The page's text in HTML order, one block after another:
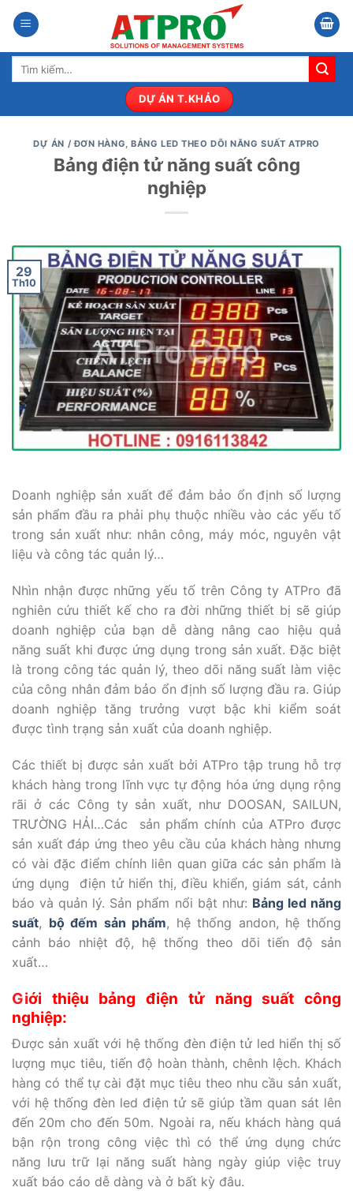
qua
nội
dung
Tìm
DỰ ÁN T.KHẢO
DỰ ÁN / ĐƠN HÀNG,BẢNG LED THEO DÕI NĂNG SUẤT ATPRO
Bảng điện tử năng suất công
nghiệp
29
Th10
Doanh nghiệp sản xuất để đảm bảo ổn định số lượng
sản phẩm đầu ra phải phụ thuộc nhiều vào các yếu tố
trong sản xuất như: nhân công, máy móc, nguyên vật
liệu và công tác quản lý…
Nhìn nhận được những yếu tố trên Công ty ATPro đã
nghiên cứu thiết kế cho ra đời những thiết bị sẽ giúp
doanh nghiệp của bạn dễ dàng nâng cao hiệu quả
năng suất khi được ứng dụng trong sản xuất. Đặc biệt
là trong công tác quản lý, theo dõi năng suất làm việc
của công nhân đảm bảo ổn định số lượng đầu ra. Giúp
doanh nghiệp tăng trưởng vượt bậc khi kiểm soát
được tình trạng sản xuất của doanh nghiệp.
Các thiết bị được sản xuất bởi ATPro tập trung hỗ trợ
khách hàng trong lĩnh vực tự động hóa ứng dụng rộng
rãi ở các Công ty sản xuất, như DOOSAN, SAILUN,
TRƯỜNG HẢI…Các sản phẩm chính của ATPro được
sản xuất đáp ứng theo yêu cầu của khách hàng nhưng
có vài đặc điểm chính liên quan giữa các sản phẩm là
ứng dụng điện tử hiển thị, điều khiển, giám sát, cảnh
báo và quản lý. Sản phẩm nổi bật như: Bảng led năng
suất, bộ đếm sản phẩm, hệ thống andon, hệ thống
cảnh báo nhiệt độ, hệ thống theo dõi tiến độ sản
xuất…
Giới thiệu bảng điện tử năng suất công
nghiệp:
Được sản xuất với hệ thống đèn điện tử led hiển thị số
lượng mục tiêu, tiến độ hoàn thành, chênh lệch. Khách
hàng có thể tự cài đặt mục tiêu theo nhu cầu sản xuất,
với hệ thống đèn led điện tử sẽ giúp tầm quan sát lên
đến 20m cho đến 50m. Ngoài ra, nếu khách hàng quá
bận rộn trong công việc thì có thể ứng dụng chức
năng lưu trữ lại năng suất hàng ngày giúp việc truy
xuất báo cáo dễ dàng và ở bất kỳ đâu.